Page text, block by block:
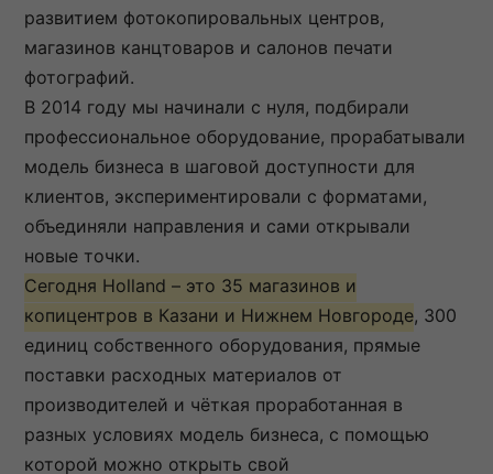
развитием фотокопировальных центров,
магазинов канцтоваров и салонов печати
фотографий.
В 2014 году мы начинали с нуля, подбирали
профессиональное оборудование, прорабатывали
модель бизнеса в шаговой доступности для
клиентов, экспериментировали с форматами,
объединяли направления и сами открывали
новые точки.
Сегодня Holland – это 35 магазинов и
копицентров в Казани и Нижнем Новгороде, 300
единиц собственного оборудования, прямые
поставки расходных материалов от
производителей и чёткая проработанная в
разных условиях модель бизнеса, с помощью
которой можно открыть свой